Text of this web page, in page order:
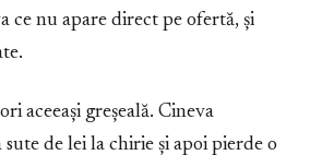
ce nu apare direct pe ofertă, și
aceeași greșeală. Cineva
sute de lei la chirie și apoi pierde o